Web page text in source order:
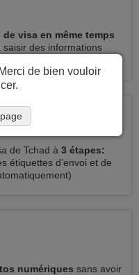
visa en même temps
des informations
de Tchad à 3 étapes:
étiquettes d’envoi et de
numériques sans avoir
de bien vouloir